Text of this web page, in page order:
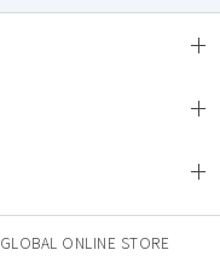
GLOBAL ONLINE STORE